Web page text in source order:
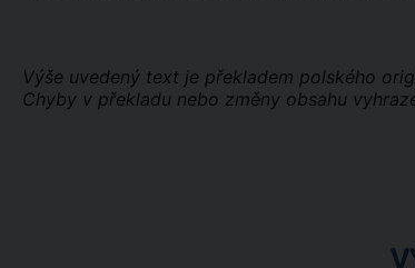
Výše uvedený text je překladem polského
Chyby v překladu nebo změny obsahu